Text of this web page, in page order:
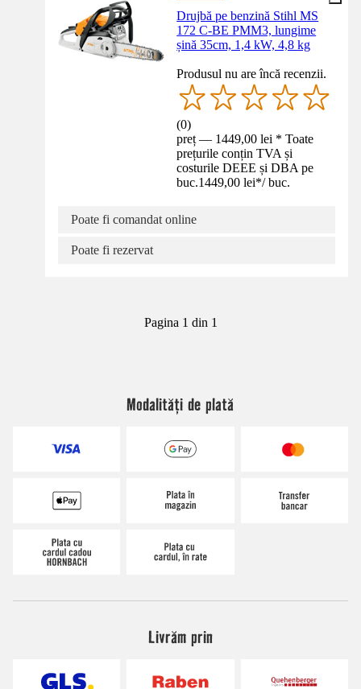
Drujbă pe benzină Stihl MS
172 C-BE PMM3, lungime
șină 35cm, 1,4 kW, 4,8 kg
Produsul nu are încă recenzii.
(0)
preț — 1449,00 lei * Toate
prețurile conțin TVA și
costurile DEEE și DBA pe
buc.1449,00 lei*/ buc.
Poate fi comandat online
Poate fi rezervat
Pagina 1 din 1
Modalități de plată
Livrăm prin